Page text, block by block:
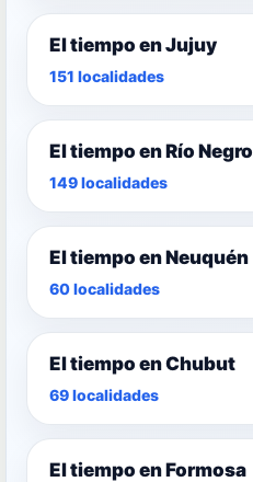
El tiempo en Jujuy
151 localidades
El tiempo en Río Negro
149 localidades
El tiempo en Neuquén
60 localidades
El tiempo en Chubut
69 localidades
El tiempo en Formosa